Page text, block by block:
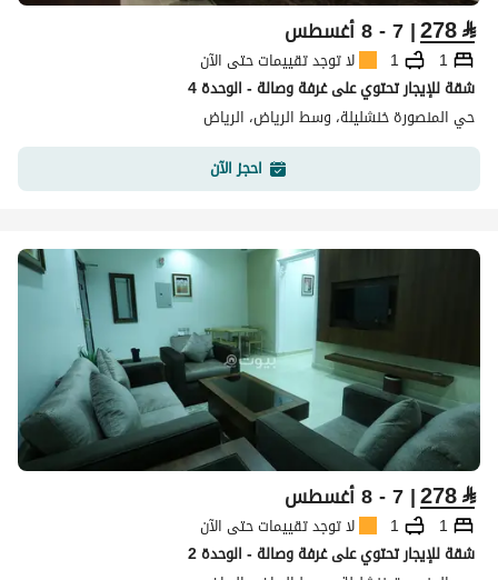
⃁
278| 7 - 8 أغسطس
1
1
لا توجد تقييمات حتى الآن
شقة للإيجار تحتوي على غرفة وصالة - الوحدة 4
حي المنصورة خنشليلة، وسط الرياض، الرياض
احجز الآن
⃁
278| 7 - 8 أغسطس
1
1
لا توجد تقييمات حتى الآن
شقة للإيجار تحتوي على غرفة وصالة - الوحدة 2